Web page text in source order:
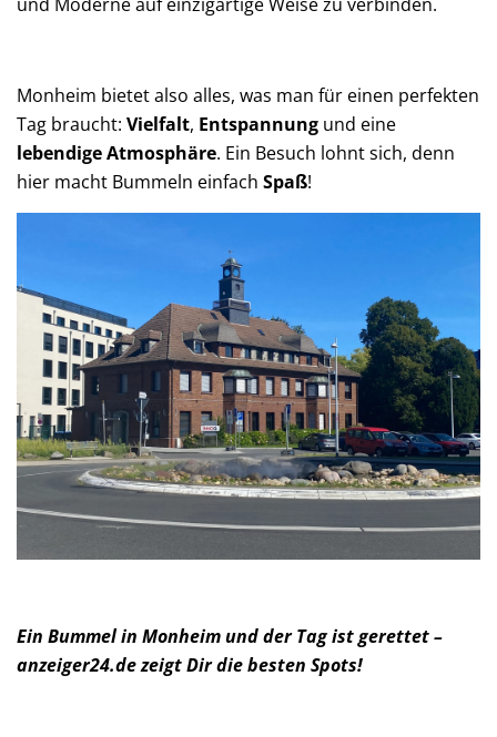
Monheim bietet also alles, was man für einen perfekten
Tag braucht: Vielfalt, Entspannung und eine
lebendige Atmosphäre. Ein Besuch lohnt sich, denn
hier macht Bummeln einfach Spaß!
Ein Bummel in Monheim und der Tag ist gerettet –
anzeiger24.de zeigt Dir die besten Spots!